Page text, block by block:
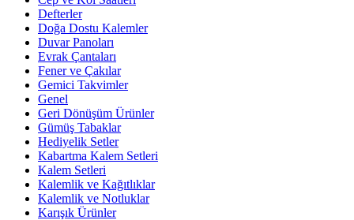
Defterler
Doğa Dostu Kalemler
Duvar Panoları
Evrak Çantaları
Fener ve Çakılar
Gemici Takvimler
Genel
Geri Dönüşüm Ürünler
Gümüş Tabaklar
Hediyelik Setler
Kabartma Kalem Setleri
Kalem Setleri
Kalemlik ve Kağıtlıklar
Kalemlik ve Notluklar
Karışık Ürünler